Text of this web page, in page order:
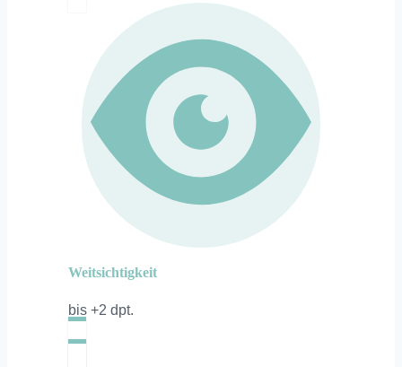
Weitsichtigkeit
bis +2 dpt.